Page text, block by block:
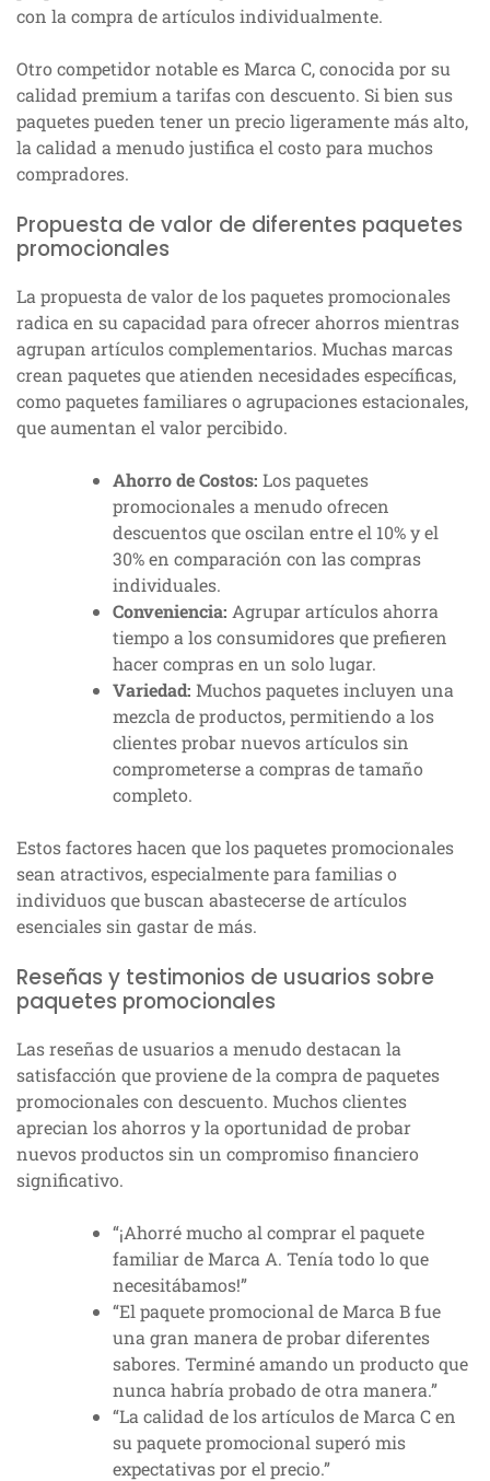
con la compra de artículos individualmente.
Otro competidor notable es Marca C, conocida por su
calidad premium a tarifas con descuento. Si bien sus
paquetes pueden tener un precio ligeramente más alto,
la calidad a menudo justifica el costo para muchos
compradores.
Propuesta de valor de diferentes paquetes
promocionales
La propuesta de valor de los paquetes promocionales
radica en su capacidad para ofrecer ahorros mientras
agrupan artículos complementarios. Muchas marcas
crean paquetes que atienden necesidades específicas,
como paquetes familiares o agrupaciones estacionales,
que aumentan el valor percibido.
Ahorro de Costos: Los paquetes
promocionales a menudo ofrecen
descuentos que oscilan entre el 10% y el
30% en comparación con las compras
individuales.
Conveniencia: Agrupar artículos ahorra
tiempo a los consumidores que prefieren
hacer compras en un solo lugar.
Variedad: Muchos paquetes incluyen una
mezcla de productos, permitiendo a los
clientes probar nuevos artículos sin
comprometerse a compras de tamaño
completo.
Estos factores hacen que los paquetes promocionales
sean atractivos, especialmente para familias o
individuos que buscan abastecerse de artículos
esenciales sin gastar de más.
Reseñas y testimonios de usuarios sobre
paquetes promocionales
Las reseñas de usuarios a menudo destacan la
satisfacción que proviene de la compra de paquetes
promocionales con descuento. Muchos clientes
aprecian los ahorros y la oportunidad de probar
nuevos productos sin un compromiso financiero
significativo.
“¡Ahorré mucho al comprar el paquete
familiar de Marca A. Tenía todo lo que
necesitábamos!”
“El paquete promocional de Marca B fue
una gran manera de probar diferentes
sabores. Terminé amando un producto que
nunca habría probado de otra manera.”
“La calidad de los artículos de Marca C en
su paquete promocional superó mis
expectativas por el precio.”